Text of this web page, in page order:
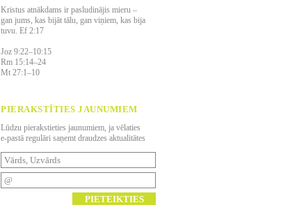
Kristus atnākdams ir pasludinājis mieru –
gan jums, kas bijāt tālu, gan viņiem, kas bija
tuvu. Ef 2:17
Joz 9:22–10:15
Rm 15:14–24
Mt 27:1–10
PIERAKSTĪTIES JAUNUMIEM
Lūdzu pierakstieties jaunumiem, ja vēlaties
e-pastā regulāri saņemt draudzes aktualitātes